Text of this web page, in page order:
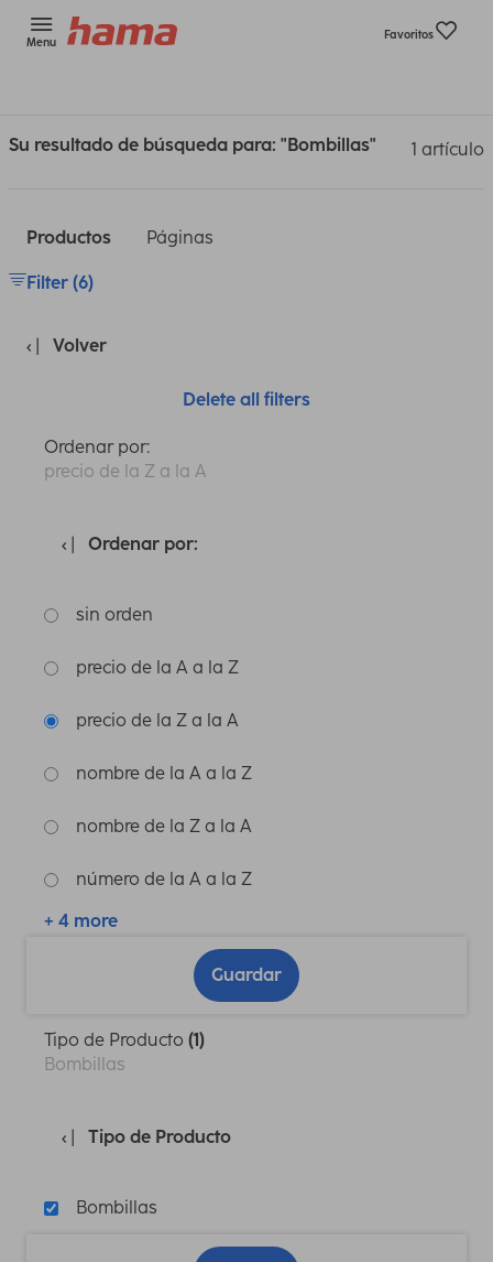
Menu
Favoritos
Su resultado de búsqueda para: "Bombillas" 1 artículo
Productos Páginas
Filter (6)
Volver
Delete all filters
Ordenar por:
precio de la Z a la A
Ordenar por:
sin orden
precio de la A a la Z
precio de la Z a la A
nombre de la A a la Z
nombre de la Z a la A
número de la A a la Z
+ 4 more
Guardar
Tipo de Producto (1)
Bombillas
Tipo de Producto
Bombillas